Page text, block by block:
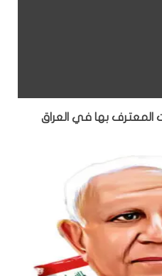
المعترف بها في العراق